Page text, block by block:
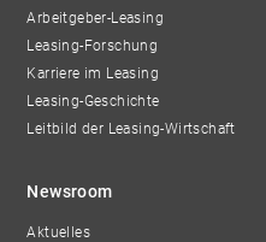
Arbeitgeber-Leasing
Leasing-Forschung
Karriere im Leasing
Leasing-Geschichte
Leitbild der Leasing-Wirtschaft
Newsroom
Aktuelles